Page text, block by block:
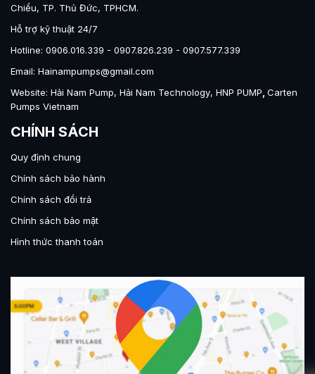
Chiểu, TP. Thủ Đức, TPHCM.
Hỗ trợ kỹ thuật 24/7
Hotline: 0906.016.339 - 0907.826.239 - 0907.577.339
Email: Hainampumps@gmail.com
Website: Hải Nam Pump, Hải Nam Technology, HNP PUMP Carten
Pumps Vietnam
CHÍNH SÁCH
Quy định chung
Chính sách bảo hành
Chính sách đổi trả
Chính sách bảo mật
Hình thức thanh toán